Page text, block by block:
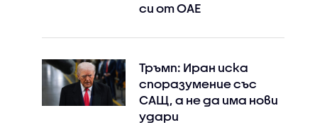
си от ОАЕ
Тръмп: Иран иска
споразумение със
САЩ, а не да има нови
удари